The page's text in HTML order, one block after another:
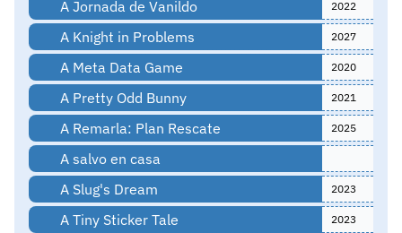
A Jornada de Vanildo 2022
A Knight in Problems 2027
A Meta Data Game 2020
A Pretty Odd Bunny 2021
A Remarla: Plan Rescate 2025
A salvo en casa
A Slug's Dream
2023
A Tiny Sticker Tale 2023